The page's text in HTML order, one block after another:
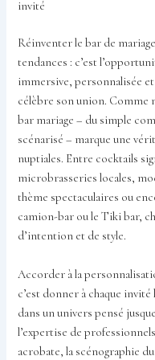
invité
Réinventer le bar de
tendances : c’est
immersive, personnalisée
célèbre son union. Comme
bar mariage – du simple
scénarisé – marque une
nuptiales. Entre cocktails
microbrasseries locales,
thème spectaculaires ou
camion-bar ou le Tiki bar,
d’intention et de style.
Accorder à la
c’est donner à chaque
dans un univers pensé
l’expertise de
acrobate, la scénographie